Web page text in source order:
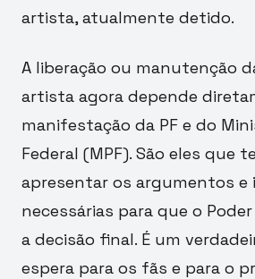
artista, atualmente detido.
A liberação ou manutenção
artista agora depende
manifestação da PF e do
Federal (MPF). São eles que
apresentar os argumentos e
necessárias para que o
a decisão final. É um
espera para os fãs e para o